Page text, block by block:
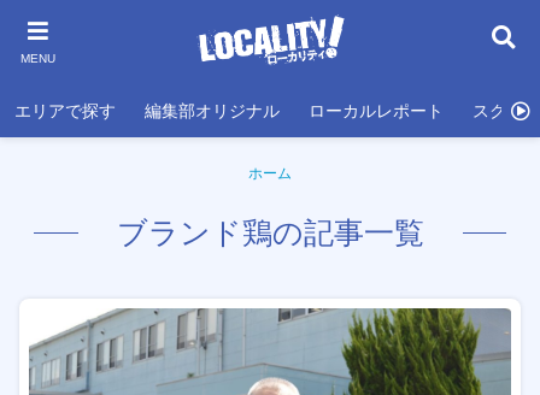
MENU
エリアで探す 編集部オリジナル ローカルレポート スクール
ホーム
ブランド鶏の記事一覧